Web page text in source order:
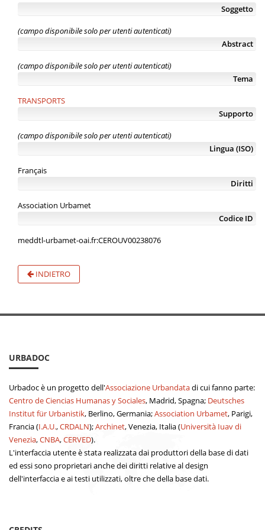
Soggetto
(campo disponibile solo per utenti autenticati)
Abstract
(campo disponibile solo per utenti autenticati)
Tema
TRANSPORTS
Supporto
(campo disponibile solo per utenti autenticati)
Lingua (ISO)
Français
Diritti
Association Urbamet
Codice ID
meddtl-urbamet-oai.fr:CEROUV00238076
INDIETRO
URBADOC
Urbadoc è un progetto dell'Associazione Urbandatadi cui fanno parte:
Centro de Ciencias Humanas y Sociales, Madrid, Spagna; Deutsches
Institut für Urbanistik, Berlino, Germania;Association Urbamet, Parigi,
Francia (I.A.U.,CRDALN);Archinet, Venezia, Italia (Università Iuav di
Venezia,CNBA,CERVED).
L'interfaccia utente è stata realizzata dai produttori della base di dati
ed essi sono proprietari anche dei diritti relative al design
dell'interfaccia e ai testi utilizzati, oltre che della base dati.